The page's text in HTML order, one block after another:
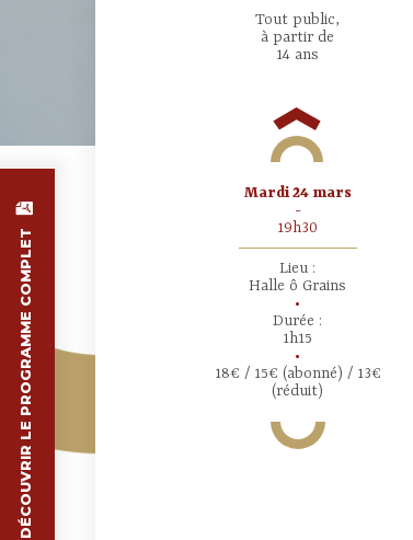
DÉCOUVRIR LE PROGRAMME COMPLET
Tout public,
à partir de
14 ans
mardi 24 mars
-
19h30
Lieu :
Halle ô Grains
•
Durée :
1h15
•
18€ / 15€ (abonné) / 13€
(réduit)